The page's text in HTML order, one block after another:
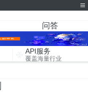
问答
API服务
覆盖海量行业